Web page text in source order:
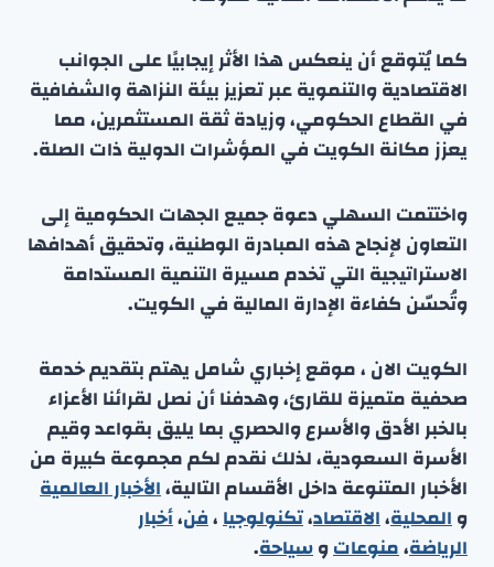
كما يُتوقع أن ينعكس هذا الأثر إيجابيًا على الجوانب
الاقتصادية والتنموية عبر تعزيز بيئة النزاهة والشفافية
في القطاع الحكومي، وزيادة ثقة المستثمرين، مما
يعزز مكانة الكويت في المؤشرات الدولية ذات الصلة.
واختتمت السهلي دعوة جميع الجهات الحكومية إلى
التعاون لإنجاح هذه المبادرة الوطنية، وتحقيق أهدافها
الاستراتيجية التي تخدم مسيرة التنمية المستدامة
وتُحسّن كفاءة الإدارة المالية في الكويت.
الكويت الان ، موقع إخباري شامل يهتم بتقديم خدمة
صحفية متميزة للقارئ، وهدفنا أن نصل لقرائنا الأعزاء
بالخبر الأدق والأسرع والحصري بما يليق بقواعد وقيم
الأسرة السعودية، لذلك نقدم لكم مجموعة كبيرة من
الأخبار المتنوعة داخل الأقسام التالية،الأخبار العالمية
والمحلية،الاقتصاد،تكنولوجيا،فن،أخبار
الرياضة،منوعاتوسياحة.